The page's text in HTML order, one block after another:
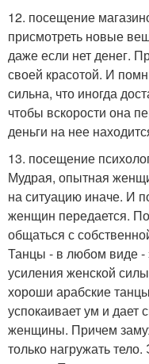
12. посещение
присмотреть новые
даже если нет денег.
своей красотой. И
сильна, что иногда
чтобы вскорости она
деньги на нее
13. посещение
Мудрая, опытная
на ситуацию иначе. И
женщин передается.
общаться с
Танцы - в любом виде -
усиления женской
хороши арабские
успокаивает ум и дает
женщины. Причем
только нагружать